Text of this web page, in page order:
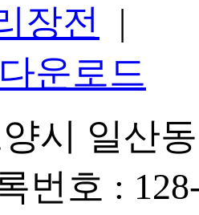
장전
|
운로드
시 일산
번호 :